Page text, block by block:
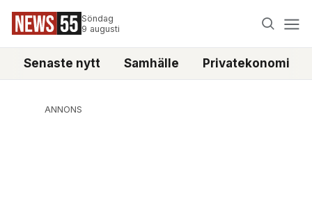
Söndag
9 augusti
Senaste nytt Samhälle Privatekonomi
ANNONS